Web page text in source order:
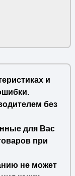
и
без
для Вас
при
не может